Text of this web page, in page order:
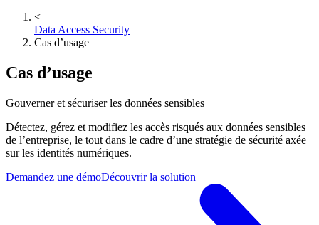
<
Data Access Security
Cas d’usage
Cas d’usage
Gouverner et sécuriser les données sensibles
Détectez, gérez et modifiez les accès risqués aux données sensibles
de l’entreprise, le tout dans le cadre d’une stratégie de sécurité axée
sur les identités numériques.
Demandez une démoDécouvrir la solution